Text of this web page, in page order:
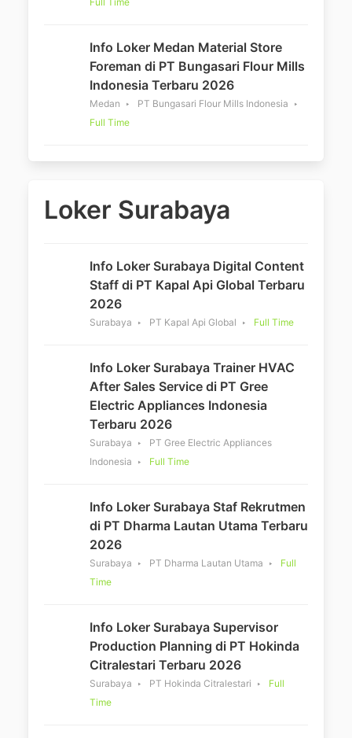
Info Loker Medan Material Store
Foreman di PT Bungasari Flour Mills
Indonesia Terbaru 2026
Medan
PT Bungasari Flour Mills Indonesia
Full Time
Loker Surabaya
Info Loker Surabaya Digital Content
Staff di PT Kapal Api Global Terbaru
2026
Surabaya PT Kapal Api Global Full Time
Info Loker Surabaya Trainer HVAC
After Sales Service di PT Gree
Electric Appliances Indonesia
Terbaru 2026
Surabaya
PT Gree Electric Appliances
Indonesia
Full Time
Info Loker Surabaya Staf Rekrutmen
di PT Dharma Lautan Utama Terbaru
2026
Surabaya PT Dharma Lautan Utama
Full
Time
Info Loker Surabaya Supervisor
Production Planning di PT Hokinda
Citralestari Terbaru 2026
Surabaya PT Hokinda Citralestari
Full
Time